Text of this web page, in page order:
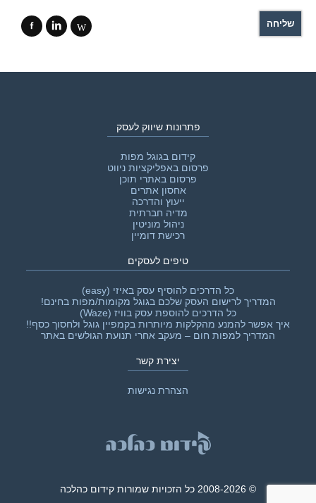
f i W
פתרונות שיווק לעסק
קידום בגוגל מפות
פרסום באפליקציות ניווט
פרסום באתרי תוכן
אחסון אתרים
ייעוץ והדרכה
מדיה חברתית
ניהול מוניטין
רכישת דומיין
טיפים לעסקים
כל הדרכים להוסיף עסק באיזי (easy)
המדריך לרישום העסק שלכם בגוגל מקומות/מפות בחינם!
כל הדרכים להוספת עסק בוויז (Waze)
איך אפשר להמנע מהקלקות מיותרות בקמפיין גוגל ולחסוך כסף!!‎
המדריך למפות חום – מעקב אחרי תנועת הגולשים באתר
יצירת קשר
הצהרת נגישות
© 2008-2026 כל הזכויות שמורות קידום כהלכה